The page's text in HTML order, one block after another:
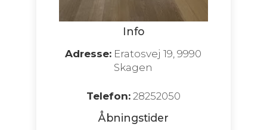
Info
Adresse: Eratosvej 19, 9990
Skagen
Telefon:28252050
Åbningstider